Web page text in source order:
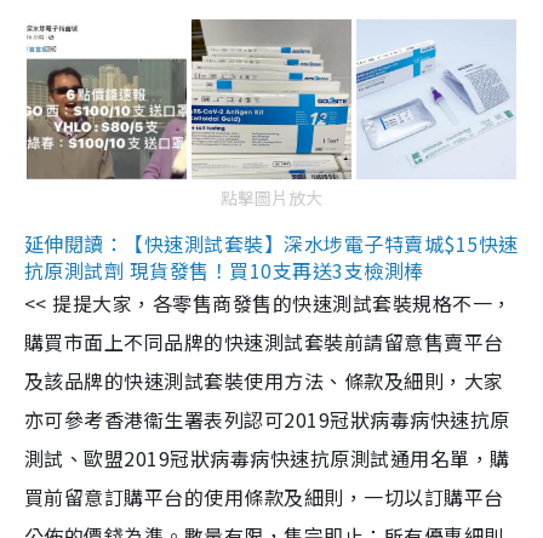
點擊圖片放大
延伸閱讀：【快速測試套裝】深水埗電子特賣城$15快速
抗原測試劑 現貨發售！買10支再送3支檢測棒
<< 提提大家，各零售商發售的快速測試套裝規格不一，
購買市面上不同品牌的快速測試套裝前請留意售賣平台
及該品牌的快速測試套裝使用方法、條款及細則，大家
亦可參考香港衞生署表列認可2019冠狀病毒病快速抗原
測試、歐盟2019冠狀病毒病快速抗原測試通用名單，購
買前留意訂購平台的使用條款及細則，一切以訂購平台